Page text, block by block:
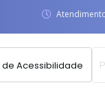
Acessibilidade